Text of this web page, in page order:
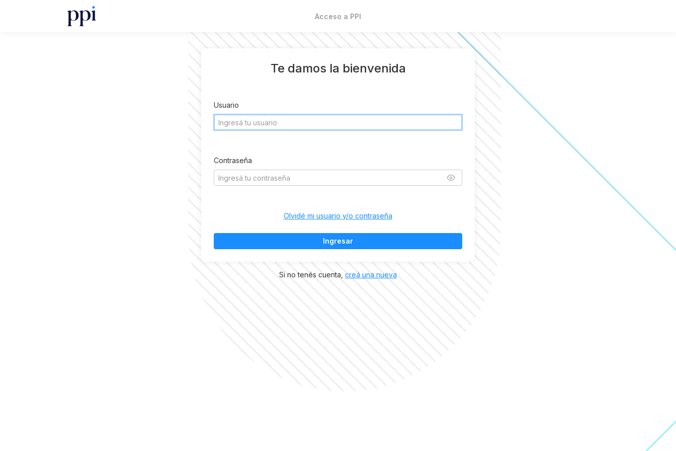
Acceso a PPI
Te damos la bienvenida
Usuario
Contraseña
Olvidé mi usuario y/o contraseña
Ingresar
Si no tenés cuenta, creá una nueva